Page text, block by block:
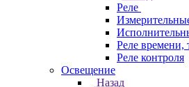
Реле
Реле времени,
Реле контроля
Освещение
Назад